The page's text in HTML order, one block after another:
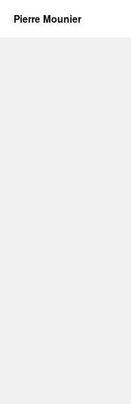
Pierre Mounier